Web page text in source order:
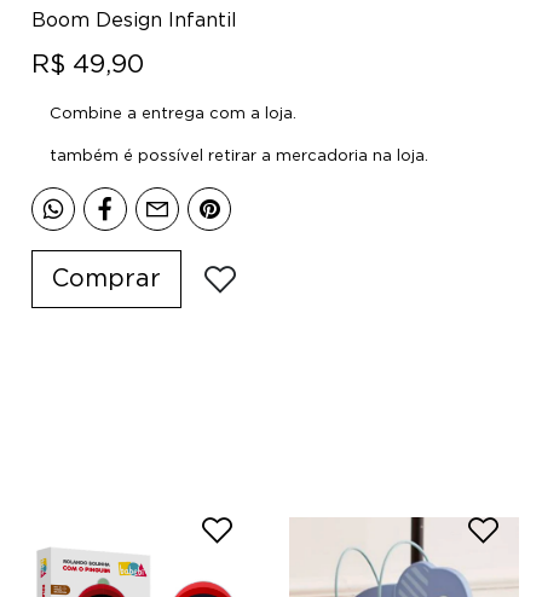
Boom Design Infantil
R$ 49,90
Combine a entrega com a loja.
também é possível retirar a mercadoria na loja.
Comprar